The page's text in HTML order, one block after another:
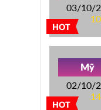
HOT
03/10/
HOT
Mỹ
02/10/